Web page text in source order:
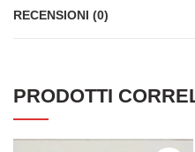
RECENSIONI (0)
PRODOTTI